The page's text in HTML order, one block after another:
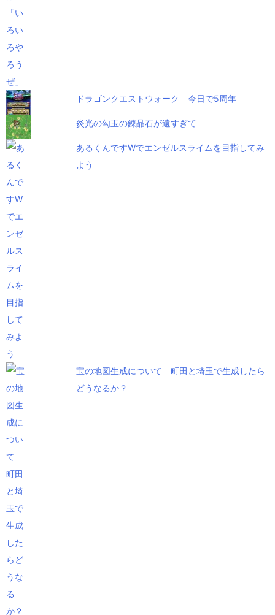
ドラゴンクエストウォーク 今日で5周年
炎光の勾玉の錬晶石が遠すぎて
あるくんですWでエンゼルスライムを目指してみ
よう
宝の地図生成について 町田と埼玉で生成したら
どうなるか？